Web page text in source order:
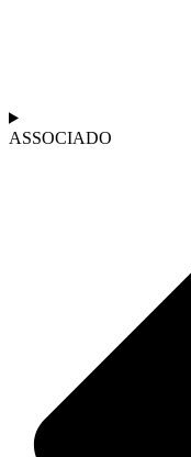
ASSOCIADO